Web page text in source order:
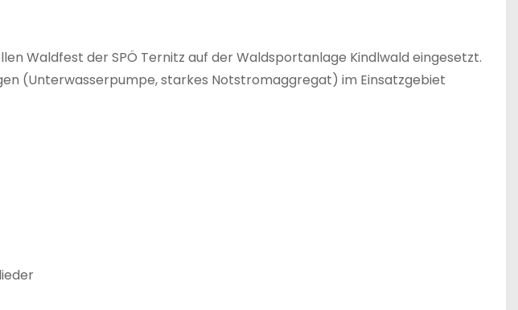
Waldfest der SPÖ Ternitz auf der Waldsportanlage Kindlwald eingesetzt.
(Unterwasserpumpe, starkes Notstromaggregat) im Einsatzgebiet